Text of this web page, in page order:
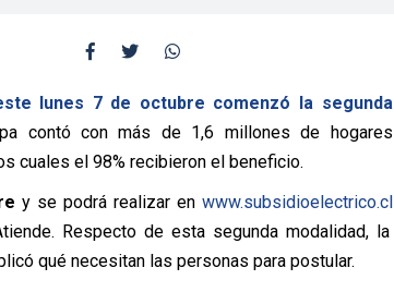
lunes 7 de octubre comenzó la segunda
contó con más de 1,6 millones de hogares
cuales el 98% recibieron el beneficio.
y se podrá realizar en www.subsidioelectrico.cl
Respecto de esta segunda modalidad, la
qué necesitan las personas para postular.